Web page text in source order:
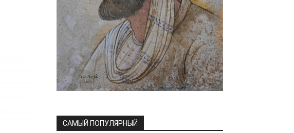
САМЫЙ ПОПУЛЯРНЫЙ